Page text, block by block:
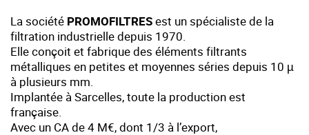
La société PROMOFILTRESest un spécialiste de la
filtration industrielle depuis 1970.
Elle conçoit et fabrique des éléments filtrants
métalliques en petites et moyennes séries depuis 10 µ
à plusieurs mm.
Implantée à Sarcelles, toute la production est
française.
Avec un CA de 4 M€, dont 1/3 à l’export,